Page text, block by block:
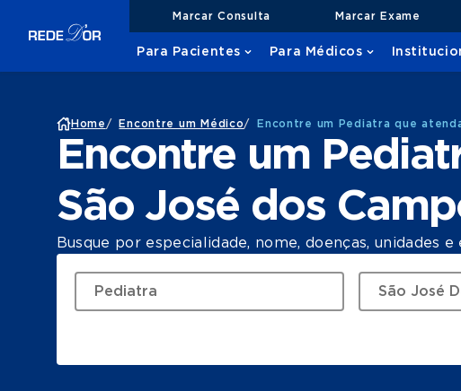
Marcar Consulta Marcar Exame
Para Pacientes Para Médicos
Home / Encontre um Médico/ Encontre um Pediatra que
Encontre um
São José dos
Busque por especialidade, nome, doenças, unidades